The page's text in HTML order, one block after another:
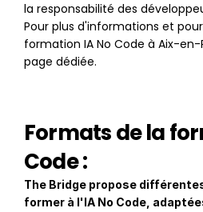
la responsabilité des
Pour plus d'informations et
formation IA No Code à Aix-
page dédiée.
Formats de la
Code :
The Bridge propose
former à l'IA No Code,